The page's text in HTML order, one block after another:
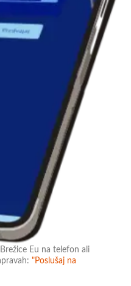
Eu na telefon ali
"Poslušaj na